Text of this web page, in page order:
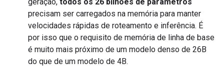
precisam ser carregados na memória para manter
velocidades rápidas de roteamento e inferência. É
por isso que o requisito de memória de linha de base
é muito mais próximo de um modelo denso de 26B
do que de um modelo de 4B.